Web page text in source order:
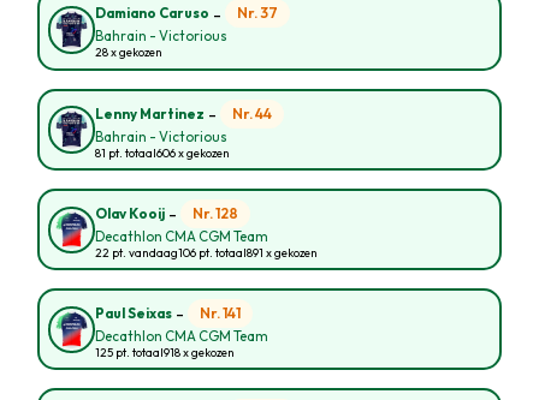
Damiano Caruso - Nr. 37
Bahrain - Victorious
28 x gekozen
Lenny Martinez - Nr. 44
Bahrain - Victorious
81 pt. totaal606 x gekozen
Olav Kooij - Nr. 128
Decathlon CMA CGM Team
22 pt. vandaag106 pt. totaal891 x gekozen
Paul Seixas - Nr. 141
Decathlon CMA CGM Team
125 pt. totaal918 x gekozen